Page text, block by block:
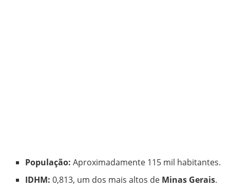
População: Aproximadamente 115 mil habitantes.
IDHM: 0,813, um dos mais altos de Minas Gerais.